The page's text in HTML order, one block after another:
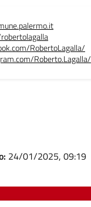
RobertoLagalla/
Roberto.Lagalla/
24/01/2025, 09:19